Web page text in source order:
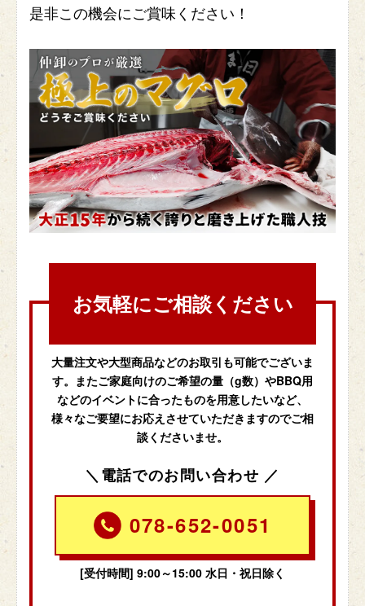
是非この機会にご賞味ください！
お気軽にご相談ください
大量注文や大型商品などのお取引も可能でございま
す。またご家庭向けのご希望の量（g数）やBBQ用
などのイベントに合ったものを用意したいなど、
様々なご要望にお応えさせていただきますのでご相
談くださいませ。
電話でのお問い合わせ
078-652-0051
[受付時間] 9:00～15:00 水日・祝日除く